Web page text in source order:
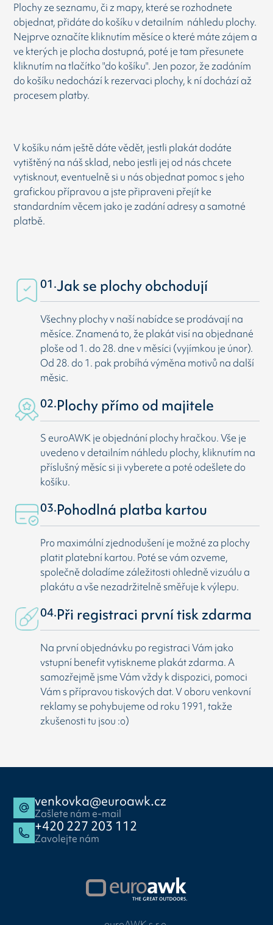
Plochy ze seznamu, či z mapy, které se rozhodnete
objednat, přidáte do košíku v detailním náhledu plochy.
Nejprve označíte kliknutím měsíce o které máte zájem a
ve kterých je plocha dostupná, poté je tam přesunete
kliknutím na tlačítko "do košíku". Jen pozor, že zadáním
do košíku nedochází k rezervaci plochy, k ní dochází až
procesem platby.
V košíku nám ještě dáte vědět, jestli plakát dodáte
vytištěný na náš sklad, nebo jestli jej od nás chcete
vytisknout, eventuelně si u nás objednat pomoc s jeho
grafickou přípravou a jste připraveni přejít ke
standardním věcem jako je zadání adresy a samotné
platbě.
01.Jak se plochy obchodují
Všechny plochy v naší nabídce se prodávají na
měsíce. Znamená to, že plakát visí na objednané
ploše od 1. do 28. dne v měsíci (vyjímkou je únor).
Od 28. do 1. pak probíhá výměna motivů na další
měsic.
02.Plochy přímo od majitele
S euroAWK je objednání plochy hračkou. Vše je
uvedeno v detailním náhledu plochy, kliknutím na
příslušný měsíc si ji vyberete a poté odešlete do
košíku.
03.Pohodlná platba kartou
Pro maximální zjednodušení je možné za plochy
platit platební kartou. Poté se vám ozveme,
společně doladíme záležitosti ohledně vizuálu a
plakátu a vše nezadržitelně směřuje k výlepu.
04.Při registraci první tisk zdarma
Na první objednávku po registraci Vám jako
vstupní benefit vytiskneme plakát zdarma. A
samozřejmě jsme Vám vždy k dispozici, pomoci
Vám s přípravou tiskových dat. V oboru venkovní
reklamy se pohybujeme od roku 1991, takže
zkušenosti tu jsou :o)
venkovka@euroawk.cz
Zašlete nám e-mail
+420 227 203 112
Zavolejte nám